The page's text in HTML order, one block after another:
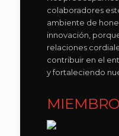
colaboradores
ambiente de
innovación,
relaciones
contribuir en el
y fortaleciendo